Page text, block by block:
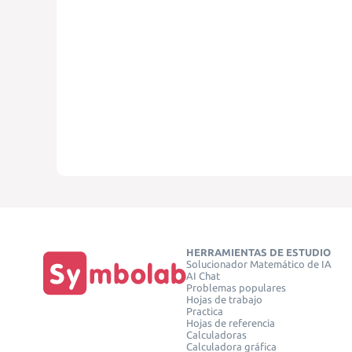
HERRAMIENTAS DE ESTUDIO
Solucionador Matemático de IA
AI Chat
Problemas populares
Hojas de trabajo
Practica
Hojas de referencia
Calculadoras
Calculadora gráfica